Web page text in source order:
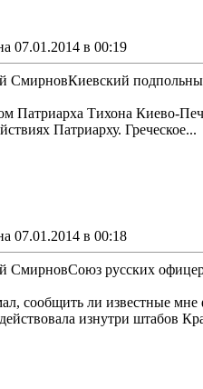
07.01.2014 в 00:19
СмирновКиевский
Патриарха Тихона Киево-
Патриарху. Греческое...
07.01.2014 в 00:18
СмирновСоюз русских
сообщить ли известные
изнутри штабов